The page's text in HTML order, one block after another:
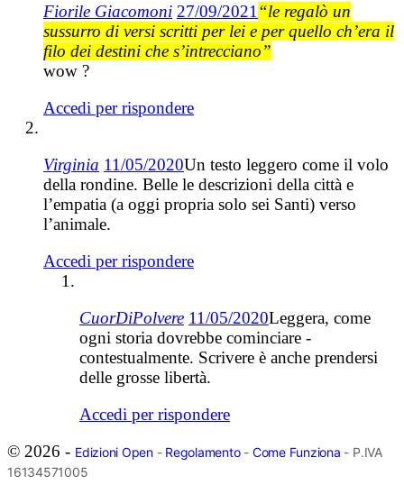
Fiorile Giacomoni 27/09/2021 “le regalò un
sussurro di versi scritti per lei e per quello ch’era il
filo dei destini che s’intrecciano”
wow ?
Accedi per rispondere
Virginia 11/05/2020Un testo leggero come il volo
della rondine. Belle le descrizioni della città e
l’empatia (a oggi propria solo sei Santi) verso
l’animale.
Accedi per rispondere
CuorDiPolvere 11/05/2020Leggera, come
ogni storia dovrebbe cominciare -
contestualmente. Scrivere è anche prendersi
delle grosse libertà.
Accedi per rispondere
© 2026 - Edizioni Open- Regolamento- Come Funziona - P.IVA
16134571005